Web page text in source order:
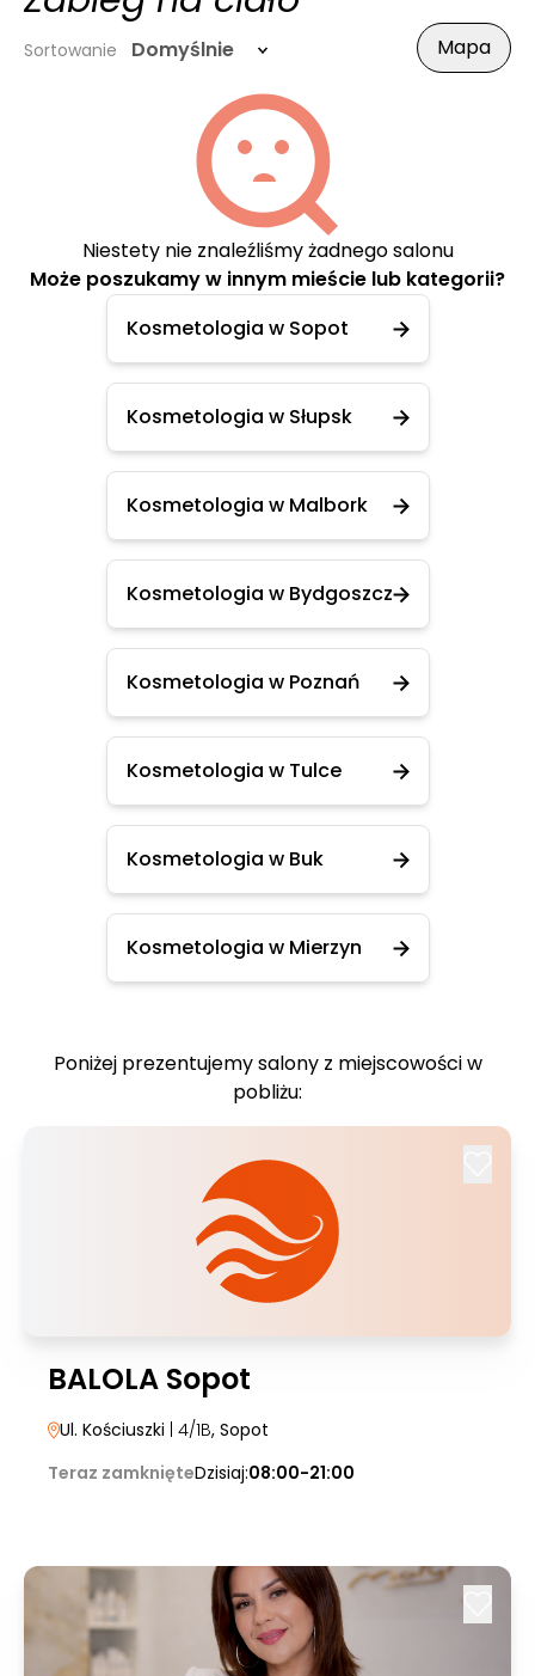
Sortowanie Domyślnie Mapa
Niestety nie znaleźliśmy żadnego salonu
Może poszukamy w innym mieście lub kategorii?
Kosmetologia w Sopot
Kosmetologia w Słupsk
Kosmetologia w Malbork
Kosmetologia w Bydgoszcz
Kosmetologia w Poznań
Kosmetologia w Tulce
Kosmetologia w Buk
Kosmetologia w Mierzyn
Poniżej prezentujemy salony z miejscowości w
pobliżu:
BALOLA Sopot
Ul. Kościuszki | 4/1B, Sopot
Teraz zamknięteDzisiaj:08:00-21:00